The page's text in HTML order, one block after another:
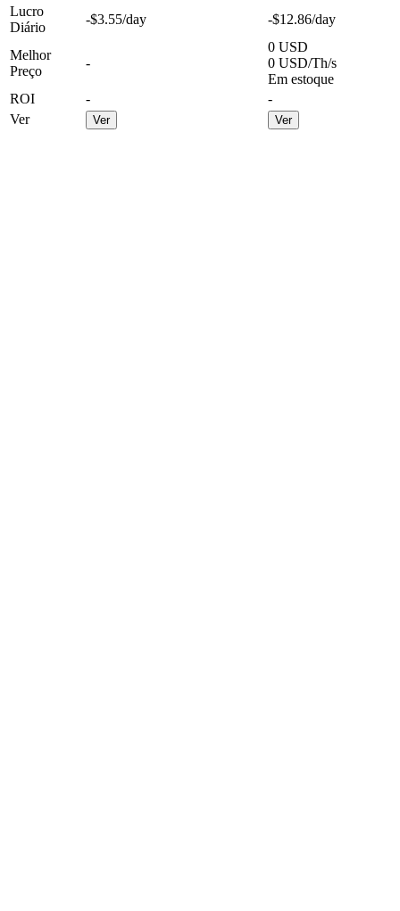
Lucro
Diário
-$3.55/day -$12.86/day
Melhor
Preço
-
0 USD
0 USD/Th/s
Em estoque
ROI
-
-
Ver
Ver Ver